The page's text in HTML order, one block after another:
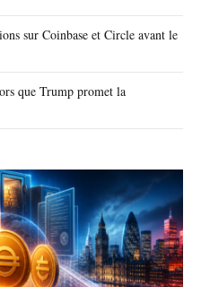
sur Coinbase et Circle avant le
que Trump promet la